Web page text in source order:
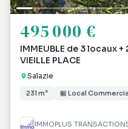
495 000 €
IMMEUBLE de 3 locaux +
VIEILLE PLACE
Salazie
231 m² 🏪 Local
IMMOPLUS